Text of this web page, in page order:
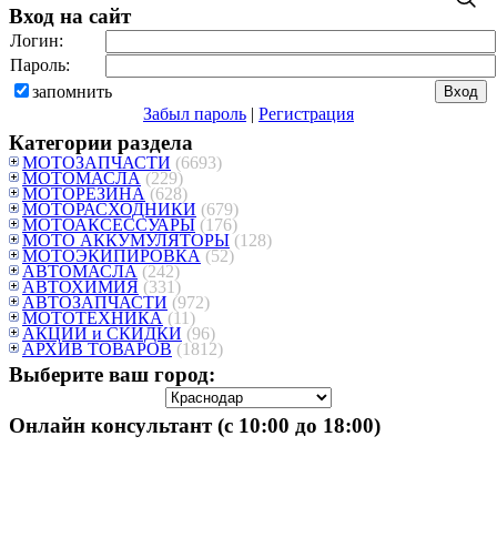
Вход на сайт
Логин:
Пароль:
запомнить
Забыл пароль | Регистрация
Категории раздела
МОТОЗАПЧАСТИ (6693)
МОТОМАСЛА (229)
МОТОРЕЗИНА (628)
МОТОРАСХОДНИКИ (679)
МОТОАКСЕССУАРЫ (176)
МОТО АККУМУЛЯТОРЫ (128)
МОТОЭКИПИРОВКА (52)
АВТОМАСЛА (242)
АВТОХИМИЯ (331)
АВТОЗАПЧАСТИ (972)
МОТОТЕХНИКА (11)
АКЦИИ и СКИДКИ (96)
АРХИВ ТОВАРОВ (1812)
Выберите ваш город:
Онлайн консультант (с 10:00 до 18:00)